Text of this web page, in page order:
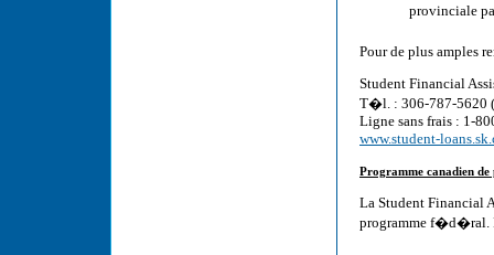
provinciale
Pour de plus amples
Student Financial
T�l. : 306-787-5620
Ligne sans frais : 1-
www.student-
Programme canadien
La Student Financial
programme